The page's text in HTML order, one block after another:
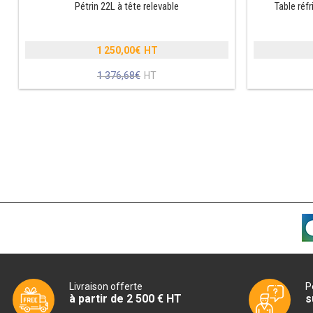
Pétrin 22L à tête relevable
1 376,68€
prix
initial
1 250,00€
Le
prix
Table
Livraison offerte
à partir de 2 500 € HT